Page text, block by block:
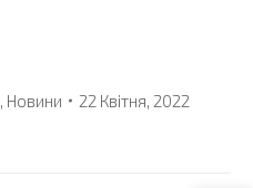
, Новини 22 Квітня, 2022